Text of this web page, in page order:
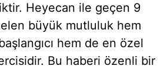
Heyecan ile geçen 9
büyük mutluluk hem
hem de en özel
Bu haberi özenli bir